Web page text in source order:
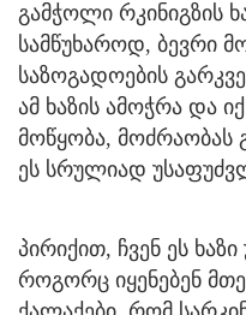
გამჭოლი რკინიგზის
სამწუხაროდ, ბევრი
საზოგადოების
ამ ხაზის ამოჭრა და
მოწყობა, მოძრაობას
ეს სრულიად
პირიქით, ჩვენ ეს
როგორც იყენებენ